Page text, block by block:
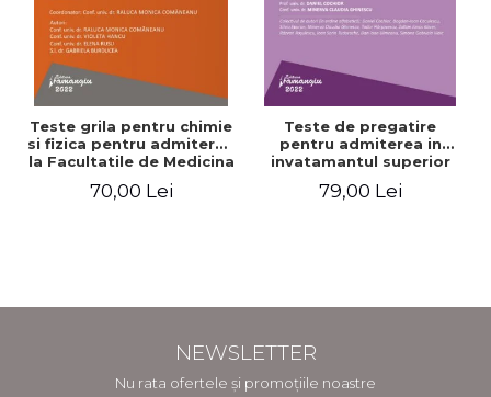
Teste grila pentru chimie
si fizica pentru admiterea
la Facultatile de Medicina
Editia a II-a - Raluca
70,00 Lei
Teste de pregatire
pentru admiterea in
invatamantul superior
Daniel Cochior, Minerva
79,00 Lei
NEWSLETTER
Nu rata ofertele și promoțiile noastre